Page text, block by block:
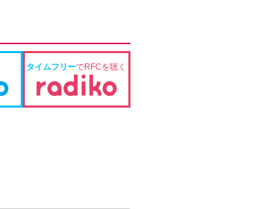
タイムフリーでRFCを聴く